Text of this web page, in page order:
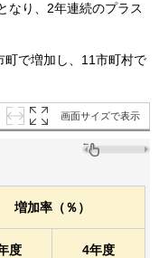
なり、2年連続のプラス
町で増加し、11市町村で
画面サイズで表示
増加率（％）
度 4年度